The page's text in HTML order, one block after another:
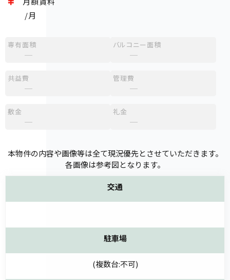
/月
専有面積
─
バルコニー面積
─
共益費
─
管理費
─
敷金
─
礼金
─
本物件の内容や画像等は全て現況優先とさせていただきます。
各画像は参考図となります。
交通
駐車場
(複数台:不可)